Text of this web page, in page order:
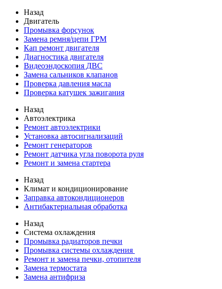
Назад
Двигатель
Промывка форсунок
Замена ремня/цепи ГРМ
Кап ремонт двигателя
Диагностика двигателя
Видеоэндоскопия ДВС
Замена сальников клапанов
Проверка давления масла
Проверка катушек зажигания
Назад
Автоэлектрика
Ремонт автоэлектрики
Установка автосигнализаций
Ремонт генераторов
Ремонт датчика угла поворота руля
Ремонт и замена стартера
Назад
Климат и кондиционирование
Заправка автокондиционеров
Антибактериальная обработка
Назад
Система охлаждения
Промывка радиаторов печки
Промывка системы охлаждения
Ремонт и замена печки, отопителя
Замена термостата
Замена антифриза